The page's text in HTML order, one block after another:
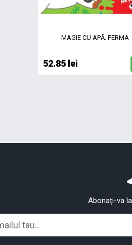
MAGIE CU APĂ. FERMA
52.85 lei
Abonați-va